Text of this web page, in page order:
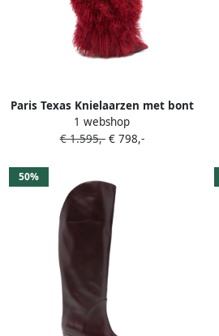
Paris Texas Knielaarzen met bont
Rood
1 webshop
€ 1.595,-€ 798,-
50%